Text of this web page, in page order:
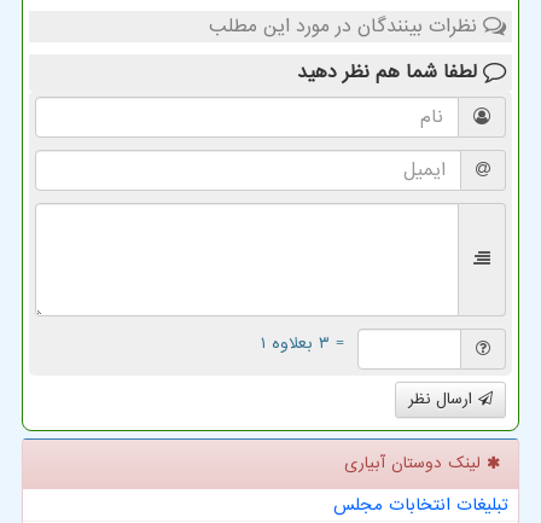
نظرات بینندگان در مورد این مطلب
لطفا شما هم نظر دهید
= ۳ بعلاوه ۱
ارسال نظر
لینک دوستان آبیاری
تبلیغات انتخابات مجلس